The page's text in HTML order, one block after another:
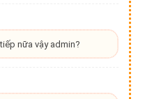
nữa vậy admin?